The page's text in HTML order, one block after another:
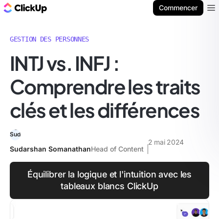
Commencer
GESTION DES PERSONNES
INTJ vs. INFJ :
Comprendre les traits
clés et les différences
Sudarshan SomanathanHead of Content
2 mai 2024
Équilibrer la logique et l'intuition avec les
tableaux blancs ClickUp